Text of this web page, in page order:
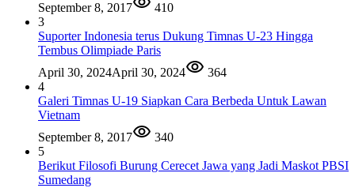
September 8, 2017
410
3
Suporter Indonesia terus Dukung Timnas U-23 Hingga
Tembus Olimpiade Paris
April 30, 2024April 30, 2024
364
4
Galeri Timnas U-19 Siapkan Cara Berbeda Untuk Lawan
Vietnam
September 8, 2017
340
5
Berikut Filosofi Burung Cerecet Jawa yang Jadi Maskot PBSI
Sumedang